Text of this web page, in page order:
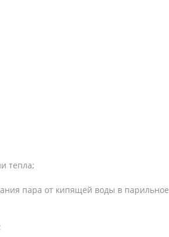
тепла;
пара от кипящей воды в парильное